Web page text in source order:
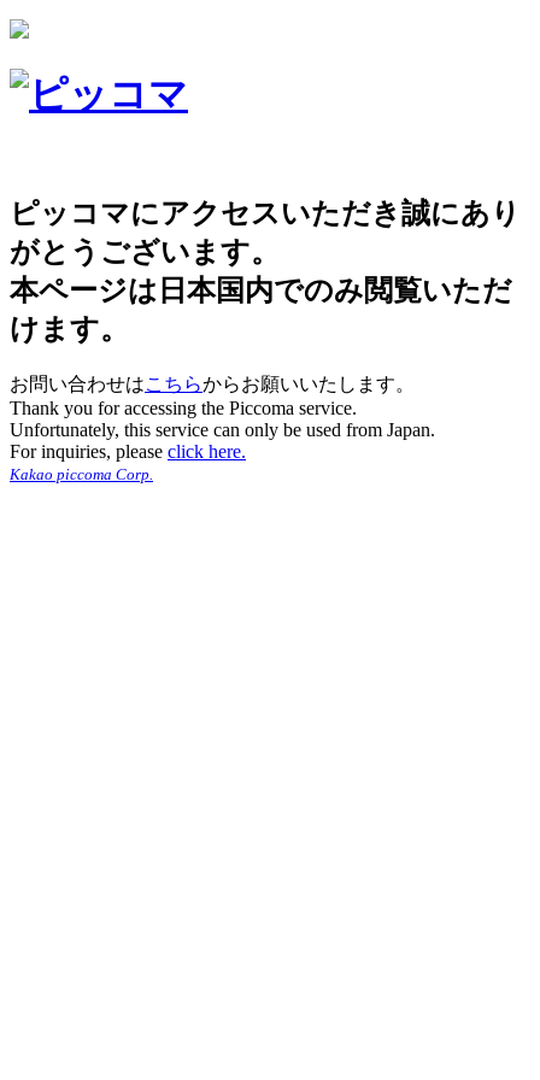
ピッコマにアクセスいただき誠にあり
がとうございます。
本ページは日本国内でのみ閲覧いただ
けます。
お問い合わせはこちらからお願いいたします。
Thank you for accessing the Piccoma service.
Unfortunately, this service can only be used from Japan.
For inquiries, please click here.
Kakao piccoma Corp.